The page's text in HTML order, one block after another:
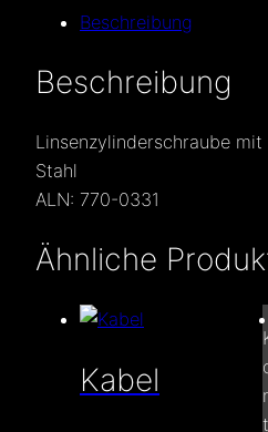
Beschreibung
Beschreibung
Linsenzylinderschraube
Stahl
ALN: 770-0331
Ähnliche
Kabel
t